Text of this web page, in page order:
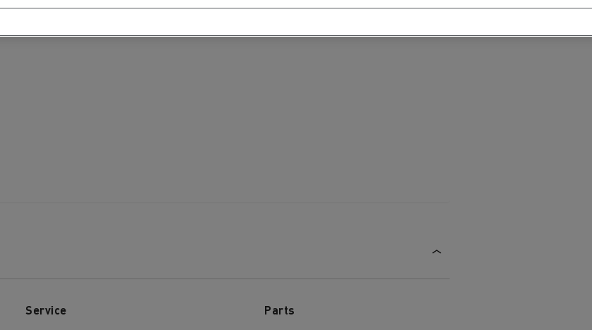
Service Parts